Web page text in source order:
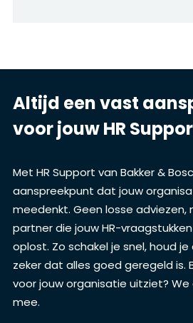
Altijd een vast
voor jouw HR
Met HR Support van Bakker &
aanspreekpunt dat jouw
meedenkt. Geen losse adviezen,
partner die jouw HR-
oplost. Zo schakel je snel, houd
zeker dat alles goed geregeld is.
voor jouw organisatie uitziet?
mee.